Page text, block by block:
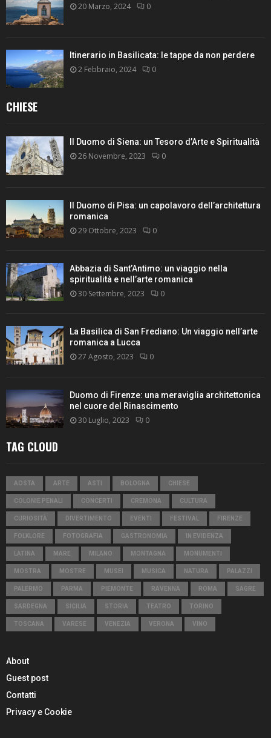
20 Marzo, 2024 0
Itinerario in Basilicata: le tappe da non perdere
2 Febbraio, 2024 0
CHIESE
Il Duomo di Siena: un Tesoro d’Arte e Spiritualità
26 Novembre, 2023 0
Il Duomo di Pisa: un capolavoro dell’architettura
romanica
29 Ottobre, 2023 0
Abbazia di Sant’Antimo: un viaggio nella
spiritualità e nell’arte romanica
30 Settembre, 2023 0
La Basilica di San Frediano: Un viaggio nell’arte
romanica a Lucca
27 Agosto, 2023 0
Duomo di Firenze: una meraviglia architettonica
nel cuore del Rinascimento
30 Luglio, 2023 0
TAG CLOUD
AOSTA ARTE ASTI BOLOGNA CHIESE
COLONIE PENALI CONCERTI CREMONA CULTURA
CURIOSITÀ DIVERTIMENTO EVENTI FESTIVAL FIRENZE
FOLKLORE FOTOGRAFIA GASTRONOMIA IN EVIDENZA
LATINA MARE MILANO MONTAGNA MONUMENTI
MOSTRA MOSTRE MUSEI MUSICA NATURA PALAZZI
PALERMO PARMA PIEMONTE RAVENNA ROMA SAGRE
SARDEGNA SICILIA STORIA TEATRO TORINO
TOSCANA VARESE VENEZIA VERONA VINO
About
Guest post
Contatti
Privacy e Cookie